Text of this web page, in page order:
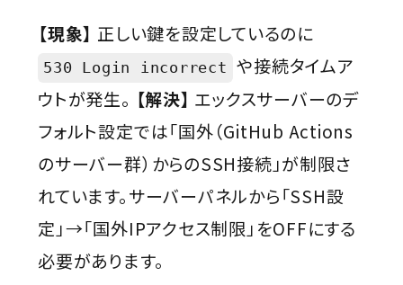
【現象】 正しい鍵を設定しているのに
530 Login incorrect や接続タイムア
ウトが発生。 【解決】 エックスサーバーのデ
フォルト設定では「国外（GitHub Actions
のサーバー群）からのSSH接続」が制限さ
れています。サーバーパネルから「SSH設
定」→「国外IPアクセス制限」をOFFにする
必要があります。